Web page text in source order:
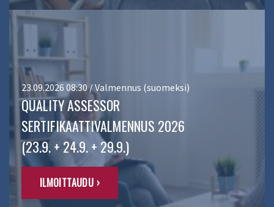
23.09.2026 08:30 / Valmennus (suomeksi)
QUALITY ASSESSOR
SERTIFIKAATTIVALMENNUS 2026
(23.9. + 24.9. + 29.9.)
ILMOITTAUDU ›